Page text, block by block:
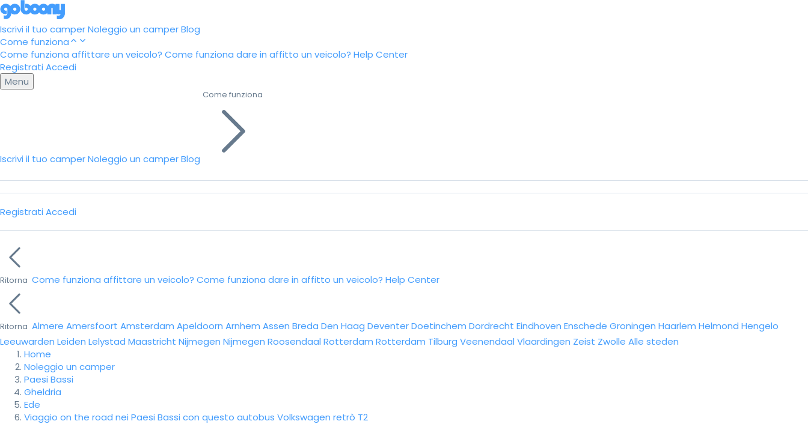
Iscrivi il tuo camperNoleggio un camperBlog
Come funziona
Come funziona affittare un veicolo? Come funziona dare in affitto un veicolo? Help Center
Registrati Accedi
Menu
Iscrivi il tuo camperNoleggio un camperBlog
Come funziona
Registrati Accedi
Ritorna Come funziona affittare un veicolo? Come funziona dare in affitto un veicolo? Help Center
Ritorna Almere Amersfoort Amsterdam Apeldoorn Arnhem Assen Breda Den Haag DeventerDoetinchem Dordrecht Eindhoven Enschede Groningen Haarlem Helmond Hengelo
Leeuwarden Leiden Lelystad Maastricht Nijmegen Nijmegen Roosendaal Rotterdam Rotterdam Tilburg Veenendaal Vlaardingen Zeist Zwolle Alle steden
Home
Noleggio un camper
Paesi Bassi
Gheldria
Ede
Viaggio on the road nei Paesi Bassi con questo autobus Volkswagen retrò T2